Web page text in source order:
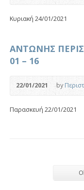
Κυριακή 24/01/2021
ΑΝΤΩΝΗΣ
01 – 16
22/01/2021 by
Παρασκευή 22/01/2021